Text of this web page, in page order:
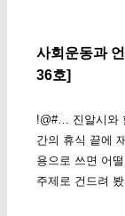
사회운동과
36호]
!@#… 진알시와
간의 휴식 끝에
용으로 쓰면 어
주제로 건드려 봤